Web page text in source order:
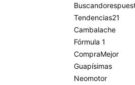
Tendencias21
Cambalache
Fórmula 1
CompraMejor
Guapísimas
Neomotor